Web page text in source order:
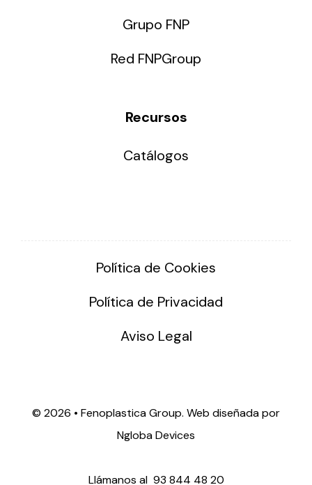
Grupo FNP
Red FNPGroup
Recursos
Catálogos
Política de Cookies
Política de Privacidad
Aviso Legal
© 2026 • Fenoplastica Group. Web diseñada por
Ngloba Devices
Llámanos al 93 844 48 20